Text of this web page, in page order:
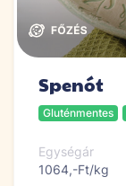
Spenót
Gluténmentes
Egységár
1064,-Ft/kg